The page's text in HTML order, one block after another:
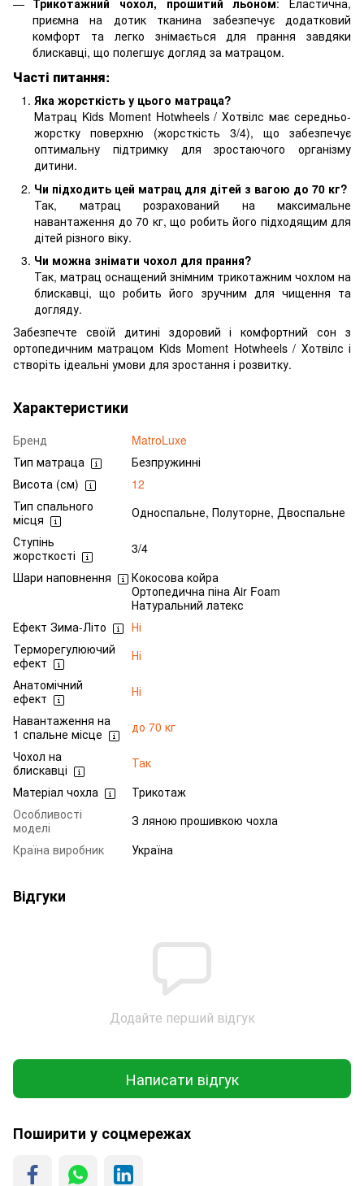
Трикотажний чохол, прошитий льоном: Еластична,
приємна на дотик тканина забезпечує додатковий
комфорт та легко знімається для прання завдяки
блискавці, що полегшує догляд за матрацом.
Часті питання:
Яка жорсткість у цього матраца?
Матрац Kids Moment Hotwheels / Хотвілс має середньо-
жорстку поверхню (жорсткість 3/4), що забезпечує
оптимальну підтримку для зростаючого організму
дитини.
Чи підходить цей матрац для дітей з вагою до 70 кг?
Так, матрац розрахований на максимальне
навантаження до 70 кг, що робить його підходящим для
дітей різного віку.
Чи можна знімати чохол для прання?
Так, матрац оснащений знімним трикотажним чохлом на
блискавці, що робить його зручним для чищення та
догляду.
Забезпечте своїй дитині здоровий і комфортний сон з
ортопедичним матрацом Kids Moment Hotwheels / Хотвілс і
створіть ідеальні умови для зростання і розвитку.
Характеристики
Бренд
MatroLuxe
Тип матраца
Безпружинні
Висота (см)
12
Тип спального
місця
Односпальне, Полуторне, Двоспальне
Ступінь
жорсткості
3/4
Шари наповнення
Кокосова койра
Ортопедична піна Air Foam
Натуральний латекс
Ефект Зима-Літо
Ні
Терморегулюючий
ефект
Ні
Анатомічний
ефект
Ні
Навантаження на
1 спальне місце
до 70 кг
Чохол на
блискавці
Так
Матеріал чохла
Трикотаж
Особливості
моделі
З ляною прошивкою чохла
Країна виробник
Україна
Відгуки
Додайте перший відгук
Написати відгук
Поширити у соцмережах